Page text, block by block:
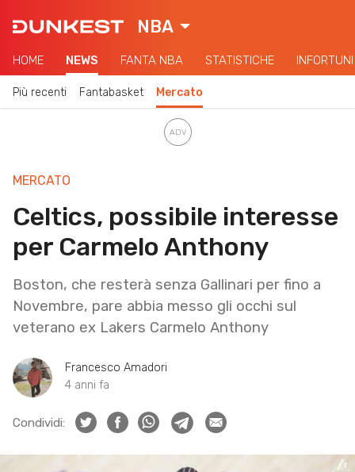
NBA
HOME NEWS FANTA NBA STATISTICHE INFORTUNI
Più recenti Fantabasket Mercato
MERCATO
Celtics, possibile interesse
per Carmelo Anthony
Boston, che resterà senza Gallinari per fino a
Novembre, pare abbia messo gli occhi sul
veterano ex Lakers Carmelo Anthony
Francesco Amadori
4 anni fa
Condividi: